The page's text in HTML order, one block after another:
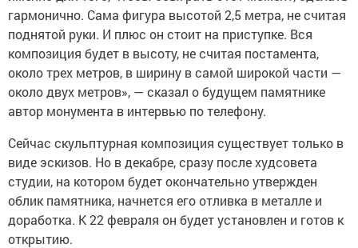
гармонично. Сама фигура высотой 2,5 метра, не считая
поднятой руки. И плюс он стоит на приступке. Вся
композиция будет в высоту, не считая постамента,
около трех метров, в ширину в самой широкой части —
около двух метров», — сказал о будущем памятнике
автор монумента в интервью по телефону.
Сейчас скульптурная композиция существует только в
виде эскизов. Но в декабре, сразу после худсовета
студии, на котором будет окончательно утвержден
облик памятника, начнется его отливка в металле и
доработка. К 22 февраля он будет установлен и готов к
открытию.